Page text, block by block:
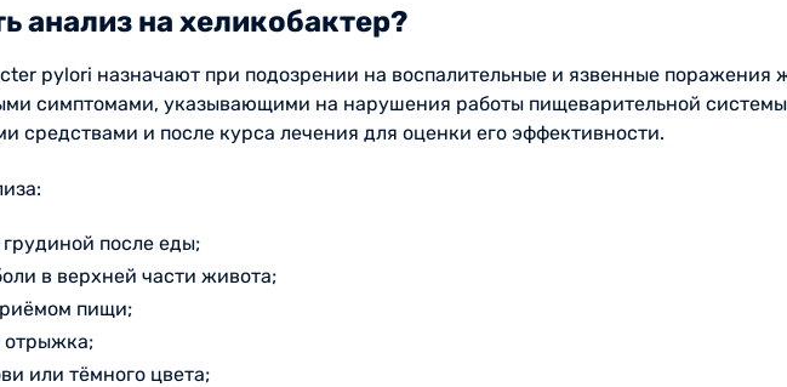
анализ на хеликобактер?
pylori назначают при подозрении на воспалительные и язвенные поражения
симптомами, указывающими на нарушения работы пищеварительной
средствами и после курса лечения для оценки его эффективности.
после еды;
в верхней части живота;
пищи;
отрыжка;
или тёмного цвета;